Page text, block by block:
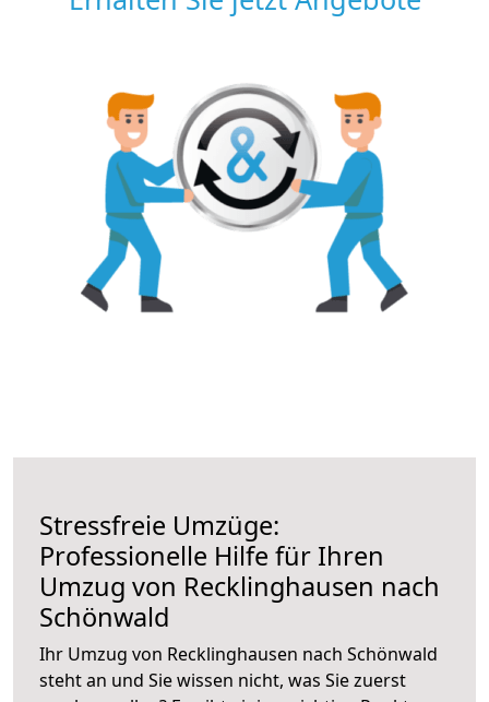
Stressfreie Umzüge:
Professionelle Hilfe für Ihren
Umzug von Recklinghausen nach
Schönwald
Ihr Umzug von Recklinghausen nach Schönwald
steht an und Sie wissen nicht, was Sie zuerst